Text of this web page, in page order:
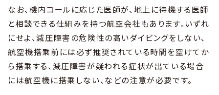
なお、機内コールに応じた医師が、地上に待機する医師
と相談できる仕組みを持つ航空会社もあります。いずれ
にせよ、減圧障害の危険性の高いダイビングをしない、
航空機搭乗前には必ず推奨されている時間を空けてか
ら搭乗する、減圧障害が疑われる症状が出ている場合
には航空機に搭乗しない、などの注意が必要です。